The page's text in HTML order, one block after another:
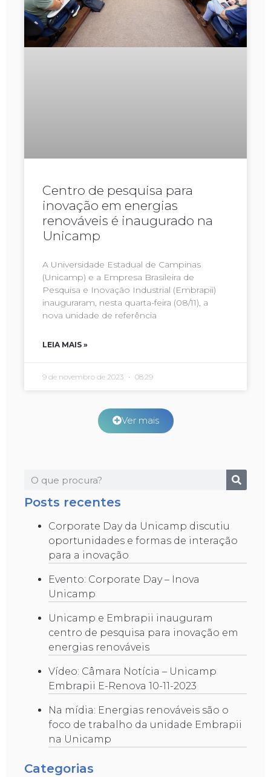
Centro de pesquisa para
inovação em energias
renováveis é inaugurado na
Unicamp
A Universidade Estadual de Campinas
(Unicamp) e a Empresa Brasileira de
Pesquisa e Inovação Industrial (Embrapii)
inauguraram, nesta quarta-feira (08/11), a
nova unidade de referência
LEIA MAIS »
9 de novembro de 2023 08:29
Ver mais
Posts recentes
Corporate Day da Unicamp discutiu
oportunidades e formas de interação
para a inovação
Evento: Corporate Day – Inova
Unicamp
Unicamp e Embrapii inauguram
centro de pesquisa para inovação em
energias renováveis
Vídeo: Câmara Notícia – Unicamp
Embrapii E-Renova 10-11-2023
Na mídia: Energias renováveis são o
foco de trabalho da unidade Embrapii
na Unicamp
Categorias